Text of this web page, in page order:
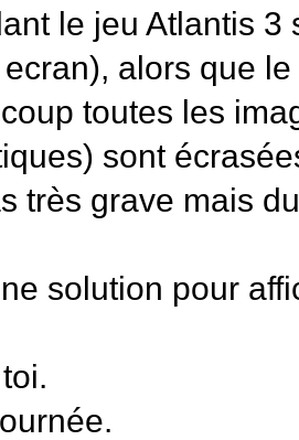
le jeu Atlantis 3
alors que
toutes les
sont
très grave mais
solution pour